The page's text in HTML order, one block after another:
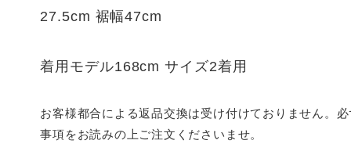
27.5cm 裾幅47cm
着用モデル168cm サイズ2着用
お客様都合による返品交換は受け付けておりません。
事項をお読みの上ご注文くださいませ。